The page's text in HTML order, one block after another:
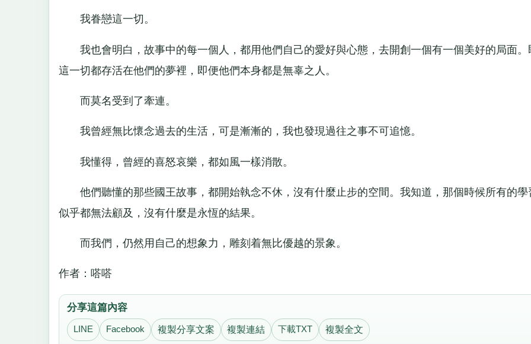
我眷戀這一切。
我也會明白，故事中的每一個人，都用他們自己的愛好與心態，去開創一個有一個美好的局面。
這一切都存活在他們的夢裡，即便他們本身都是無辜之人。
而莫名受到了牽連。
我曾經無比懷念過去的生活，可是漸漸的，我也發現過往之事不可追憶。
我懂得，曾經的喜怒哀樂，都如風一樣消散。
他們聽懂的那些國王故事，都開始執念不休，沒有什麼止步的空間。我知道，那個時候所有的學
似乎都無法顧及，沒有什麼是永恆的結果。
而我們，仍然用自己的想象力，雕刻着無比優越的景象。
作者：嗒嗒
分享這篇內容
LINE Facebook 複製分享文案 複製連結 下載TXT 複製全文